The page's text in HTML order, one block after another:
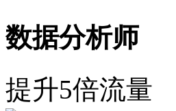
数据分析师
提升5倍流量